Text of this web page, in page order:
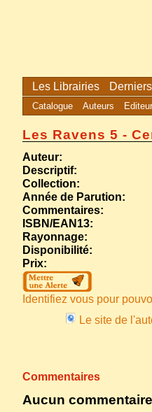
Les Librairies
Catalogue Auteurs
Les Ravens 5 -
Auteur:
Descriptif:
Collection:
Année de Parution:
Commentaires:
ISBN/EAN13:
Rayonnage:
Disponibilité:
Prix:
Identifiez vous pour
Le site de
Commentaires
Aucun commentaire